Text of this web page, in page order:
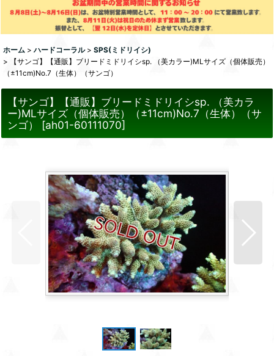
ホーム > ハードコーラル > SPS(ミドリイシ)
>
【サンゴ】【通販】ブリードミドリイシsp. （美カラー)MLサイズ（個体販売）
（±11cm)No.7（生体）（サンゴ）
【サンゴ】【通販】ブリードミドリイシsp. （美カラ
ー)MLサイズ（個体販売）（±11cm)No.7（生体）（サ
ンゴ）
[ah01-60111070]